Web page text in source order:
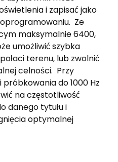
i zapisać jako
Ze
maksymalnie 6400,
umożliwić szybka
terenu, lub zwolnić
celności. Przy
do 1000 Hz
na częstotliwość
danego tytułu i
optymalnej